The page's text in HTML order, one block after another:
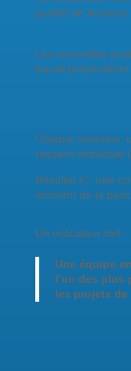
qualité de livraison
Les anomalies
travail préparatoire
Chaque semaine,
ressenti individuel
Résultat 👉 une
moment de la
Un indicateur fort :
Une équipe
l’un des plus
les projets de